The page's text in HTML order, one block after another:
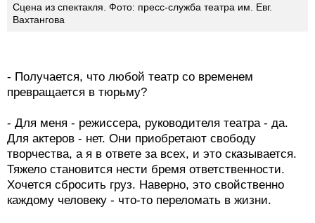
Сцена из спектакля. Фото: пресс-служба театра им. Евг.
Вахтангова
- Получается, что любой театр со временем
превращается в тюрьму?
- Для меня - режиссера, руководителя театра - да.
Для актеров - нет. Они приобретают свободу
творчества, а я в ответе за всех, и это сказывается.
Тяжело становится нести бремя ответственности.
Хочется сбросить груз. Наверно, это свойственно
каждому человеку - что-то переломать в жизни.